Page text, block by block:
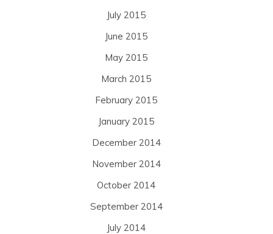
July 2015
June 2015
May 2015
March 2015
February 2015
January 2015
December 2014
November 2014
October 2014
September 2014
July 2014